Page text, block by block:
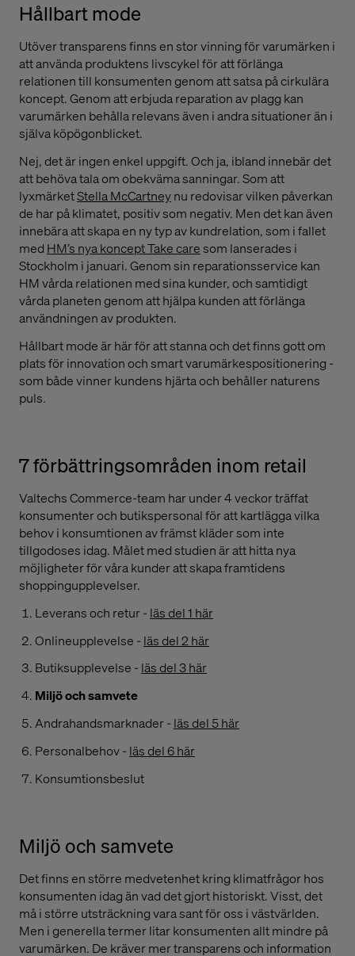
Hållbart mode
Utöver transparens finns en stor vinning för varumärken i
att använda produktens livscykel för att förlänga
relationen till konsumenten genom att satsa på cirkulära
koncept. Genom att erbjuda reparation av plagg kan
varumärken behålla relevans även i andra situationer än i
själva köpögonblicket.
Nej, det är ingen enkel uppgift. Och ja, ibland innebär det
att behöva tala om obekväma sanningar. Som att
lyxmärketStella McCartneynu redovisar vilken påverkan
de har på klimatet, positiv som negativ. Men det kan även
innebära att skapa en ny typ av kundrelation, som i fallet
med HM’s nya koncept Take caresom lanserades i
Stockholm i januari. Genom sin reparationsservice kan
HM vårda relationen med sina kunder, och samtidigt
vårda planeten genom att hjälpa kunden att förlänga
användningen av produkten.
Hållbart mode är här för att stanna och det finns gott om
plats för innovation och smart varumärkespositionering -
som både vinner kundens hjärta och behåller naturens
puls.
7 förbättringsområden inom retail
Valtechs Commerce-team har under 4 veckor träffat
konsumenter och butikspersonal för att kartlägga vilka
behov i konsumtionen av främst kläder som inte
tillgodoses idag. Målet med studien är att hitta nya
möjligheter för våra kunder att skapa framtidens
shoppingupplevelser.
Leverans och retur - läs del 1 här
Onlineupplevelse - läs del 2 här
Butiksupplevelse - läs del 3 här
Miljö och samvete
Andrahandsmarknader - läs del 5 här
Personalbehov - läs del 6 här
Konsumtionsbeslut
Miljö och samvete
Det finns en större medvetenhet kring klimatfrågor hos
konsumenten idag än vad det gjort historiskt. Visst, det
må i större utsträckning vara sant för oss i västvärlden.
Men i generella termer litar konsumenten allt mindre på
varumärken. De kräver mer transparens och information